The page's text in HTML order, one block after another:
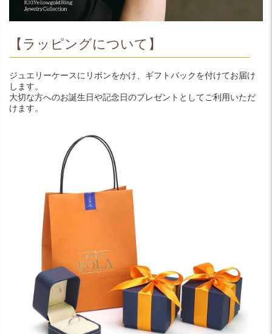
【ラッピングについて】
ジュエリーケースにリボンをかけ、ギフトバックを付けてお届け
します。
大切な方へのお誕生日や記念日のプレゼントとしてご利用いただ
けます。